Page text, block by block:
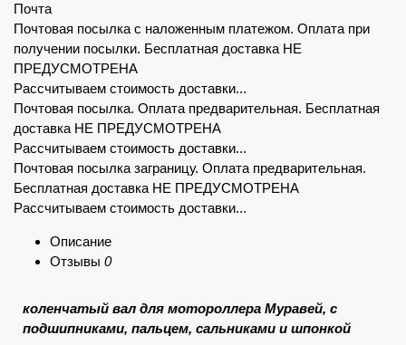
Почта
Почтовая посылка с наложенным платежом. Оплата при
получении посылки. Бесплатная доставка НЕ
ПРЕДУСМОТРЕНА
Рассчитываем стоимость доставки...
Почтовая посылка. Оплата предварительная. Бесплатная
доставка НЕ ПРЕДУСМОТРЕНА
Рассчитываем стоимость доставки...
Почтовая посылка заграницу. Оплата предварительная.
Бесплатная доставка НЕ ПРЕДУСМОТРЕНА
Рассчитываем стоимость доставки...
Описание
Отзывы 0
коленчатый вал для мотороллера Муравей, с
подшипниками, пальцем, сальниками и шпонкой